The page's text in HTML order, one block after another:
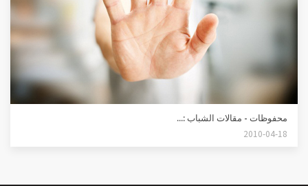
محفوظات - مقالات الشباب :...
2010-04-18